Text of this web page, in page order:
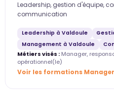
Leadership, gestion d'équipe,
communication
Leadership à Valdoule
Management à Valdoule
Métiers visés : Manager,
opérationnel(le)
Voir les formations